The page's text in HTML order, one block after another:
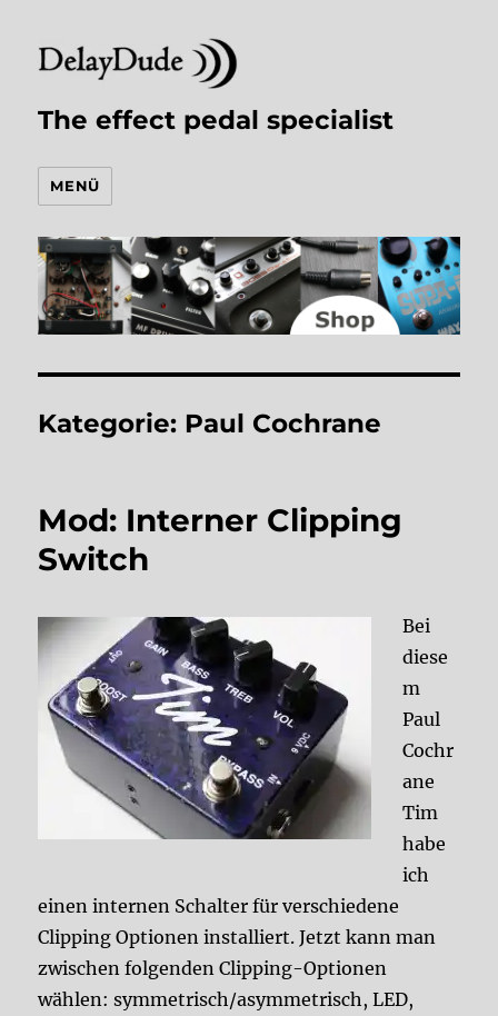
The effect pedal specialist
MENÜ
Kategorie: Paul Cochrane
Mod: Interner Clipping
Switch
Bei
diese
m
Paul
Cochr
ane
Tim
habe
ich
einen internen Schalter für verschiedene
Clipping Optionen installiert. Jetzt kann man
zwischen folgenden Clipping-Optionen
wählen: symmetrisch/asymmetrisch, LED,